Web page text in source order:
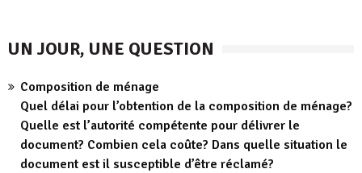
UN JOUR, UNE QUESTION
Composition de ménage
Quel délai pour l’obtention de la composition de ménage?
Quelle est l’autorité compétente pour délivrer le
document? Combien cela coûte? Dans quelle situation le
document est il susceptible d’être réclamé?